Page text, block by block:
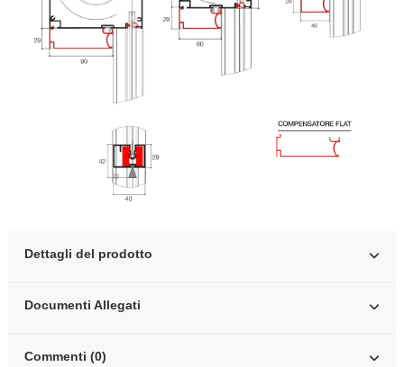
Dettagli del prodotto
Documenti Allegati
Commenti (0)